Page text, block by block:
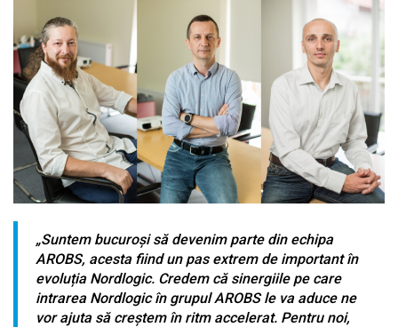
„Suntem bucuroși să devenim parte din echipa
AROBS, acesta fiind un pas extrem de important în
evoluția Nordlogic. Credem că sinergiile pe care
intrarea Nordlogic în grupul AROBS le va aduce ne
vor ajuta să creștem în ritm accelerat. Pentru noi,